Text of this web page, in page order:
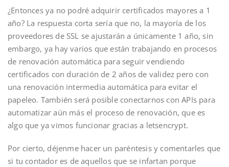
¿Entonces ya no podré adquirir certificados mayores a 1
año? La respuesta corta sería que no, la mayoría de los
proveedores de SSL se ajustarán a únicamente 1 año, sin
embargo, ya hay varios que están trabajando en procesos
de renovación automática para seguir vendiendo
certificados con duración de 2 años de validez pero con
una renovación intermedia automática para evitar el
papeleo. También será posible conectarnos con APIs para
automatizar aún más el proceso de renovación, que es
algo que ya vimos funcionar gracias a letsencrypt.
Por cierto, déjenme hacer un paréntesis y comentarles que
si tu contador es de aquellos que se infartan porque